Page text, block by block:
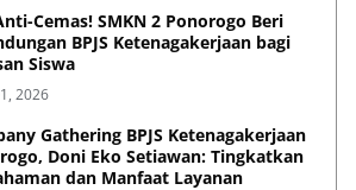
Cemas! SMKN 2 Ponorogo Beri
BPJS Ketenagakerjaan bagi
Siswa
2026
Gathering BPJS Ketenagakerjaan
Doni Eko Setiawan: Tingkatkan
dan Manfaat Layanan